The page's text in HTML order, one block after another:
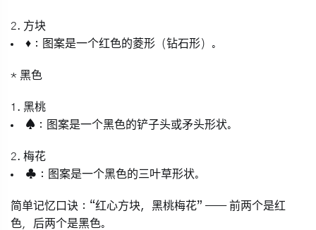
2. 方块
♦️：图案是一个红色的菱形（钻石形）。
* 黑色
1. 黑桃
♠️：图案是一个黑色的铲子头或矛头形状。
2. 梅花
♣️：图案是一个黑色的三叶草形状。
简单记忆口诀 ： “红心方块，黑桃梅花” —— 前两个是红
色，后两个是黑色。